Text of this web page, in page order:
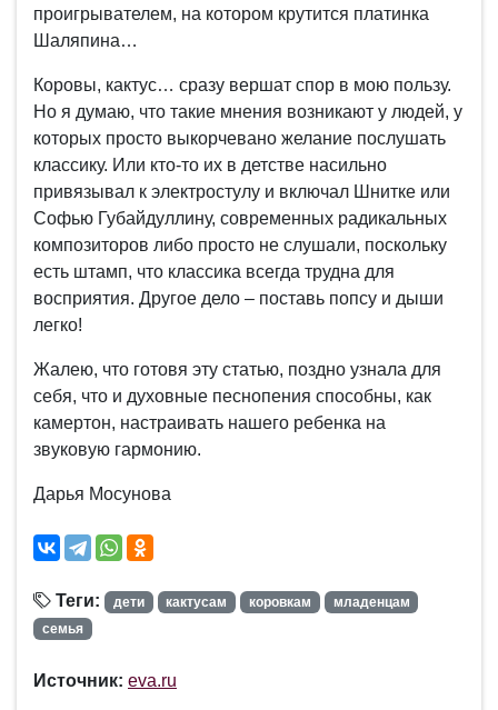
проигрывателем, на котором крутится платинка
Шаляпина…
Коровы, кактус… сразу вершат спор в мою пользу.
Но я думаю, что такие мнения возникают у людей, у
которых просто выкорчевано желание послушать
классику. Или кто-то их в детстве насильно
привязывал к электростулу и включал Шнитке или
Софью Губайдуллину, современных радикальных
композиторов либо просто не слушали, поскольку
есть штамп, что классика всегда трудна для
восприятия. Другое дело – поставь попсу и дыши
легко!
Жалею, что готовя эту статью, поздно узнала для
себя, что и духовные песнопения способны, как
камертон, настраивать нашего ребенка на
звуковую гармонию.
Дарья Мосунова
Теги: дети кактусам коровкам
младенцам
семья
Источник: eva.ru